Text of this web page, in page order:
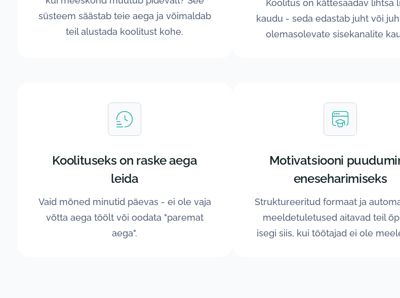
süsteem säästab teie aega ja võimaldab
teil alustada koolitust kohe.
Koolitus on kättesaadav lihtsa
kaudu - seda edastab juht või
olemasolevate sisekanalite
Koolituseks on raske aega
leida
Vaid mõned minutid päevas - ei ole vaja
võtta aega töölt või oodata "paremat
aega".
Motivatsiooni
eneseharimiseks
Struktureeritud formaat ja
meeldetuletused aitavad teil
isegi siis, kui töötajad ei ole